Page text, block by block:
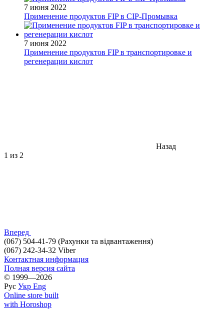
7 июня 2022
Применение продуктов FIP в CIP-Промывка
7 июня 2022
Применение продуктов FIP в транспортировке и
регенерации кислот
Назад
1 из 2
Вперед
(067) 504-41-79 (Рахунки та відвантаження)
(067) 242-34-32 Viber
Контактная информация
Полная версия сайта
© 1999—2026
Рус Укр Eng
Online store built
with Horoshop